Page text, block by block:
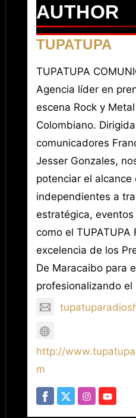
AUTHOR
TUPATUPA
TUPATUPA
Agencia líder en
escena Rock y
Colombiano.
comunicadores
Jesser Gonzales,
potenciar el alcance
independientes a
estratégica,
como el TUPATUPA
excelencia de los
De Maracaibo para
profesionalizando el
http://
m